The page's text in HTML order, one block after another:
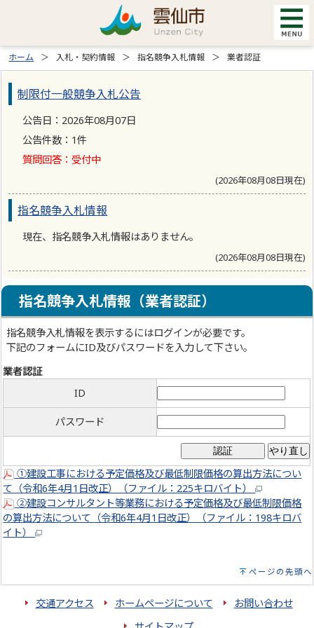
ホーム 入札・契約情報 指名競争入札情報 業者認証
制限付一般競争入札公告
公告日：2026年08月07日
公告件数：1件
質問回答：受付中
(2026年08月08日現在)
指名競争入札情報
現在、指名競争入札情報はありません。
(2026年08月08日現在)
指名競争入札情報（業者認証）
指名競争入札情報を表示するにはログインが必要です。
下記のフォームにID及びパスワードを入力して下さい。
業者認証
ID
パスワード
①建設工事における予定価格及び最低制限価格の算出方法につい
て（令和6年4月1日改正）（ファイル：225キロバイト）
②建設コンサルタント等業務における予定価格及び最低制限価格
の算出方法について（令和6年4月1日改正）（ファイル：198キロバ
イト）
ページの先頭へ
交通アクセス ホームページについて
お問い合わせ